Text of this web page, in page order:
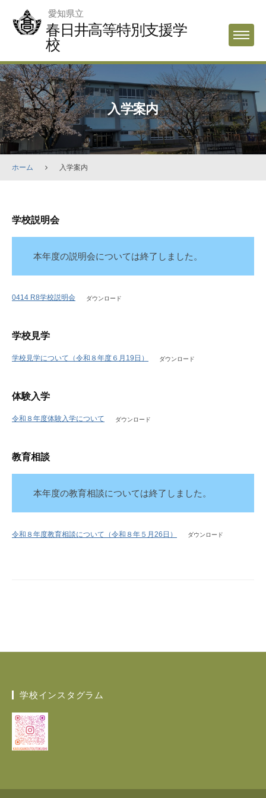
愛知県立
春日井高等特別支援学
校
MENU
入学案内
ホーム 入学案内
入
学
年
月
日
学校説明会
本年度の説明会については終了しました。
0414 R8学校説明会 ダウンロード
学校見学
学校見学について（令和８年度６月19日） ダウンロード
体験入学
令和８年度体験入学について ダウンロード
教育相談
本年度の教育相談については終了しました。
令和８年度教育相談について（令和８年５月26日） ダウンロード
学校インスタグラム